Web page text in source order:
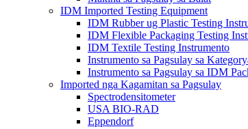
IDM Imported Testing Equipment
IDM Rubber ug Plastic Testing
IDM Flexible Packaging Testing
IDM Textile Testing Instrumento
Instrumento sa Pagsulay sa
Instrumento sa Pagsulay sa IDM
Imported nga Kagamitan sa Pagsulay
Spectrodensitometer
USA BIO-RAD
Eppendorf